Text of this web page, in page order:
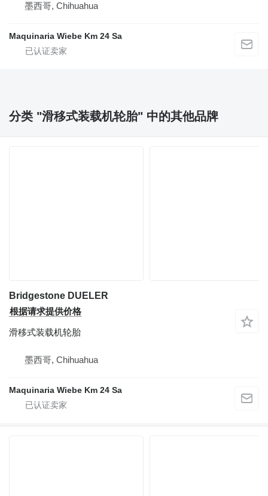
墨西哥, Chihuahua
Maquinaria Wiebe Km 24 Sa
分类 "滑移式装载机轮胎" 中的其他品牌
Bridgestone DUELER
根据请求提供价格
滑移式装载机轮胎
墨西哥, Chihuahua
Maquinaria Wiebe Km 24 Sa